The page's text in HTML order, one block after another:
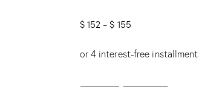
base a
$152 - $ 155
or 4 interest-free